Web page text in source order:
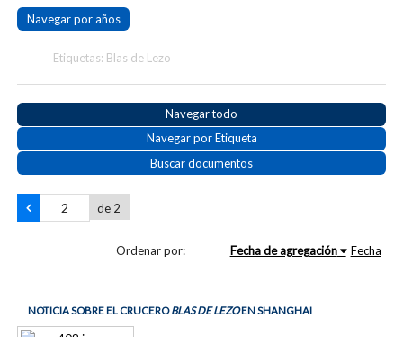
Navegar por años
Etiquetas: Blas de Lezo
Navegar todo
Navegar por Etiqueta
Buscar documentos
de 2
Ordenar por: Fecha de agregación Fecha
NOTICIA SOBRE EL CRUCEROBLAS DE LEZOEN SHANGHAI